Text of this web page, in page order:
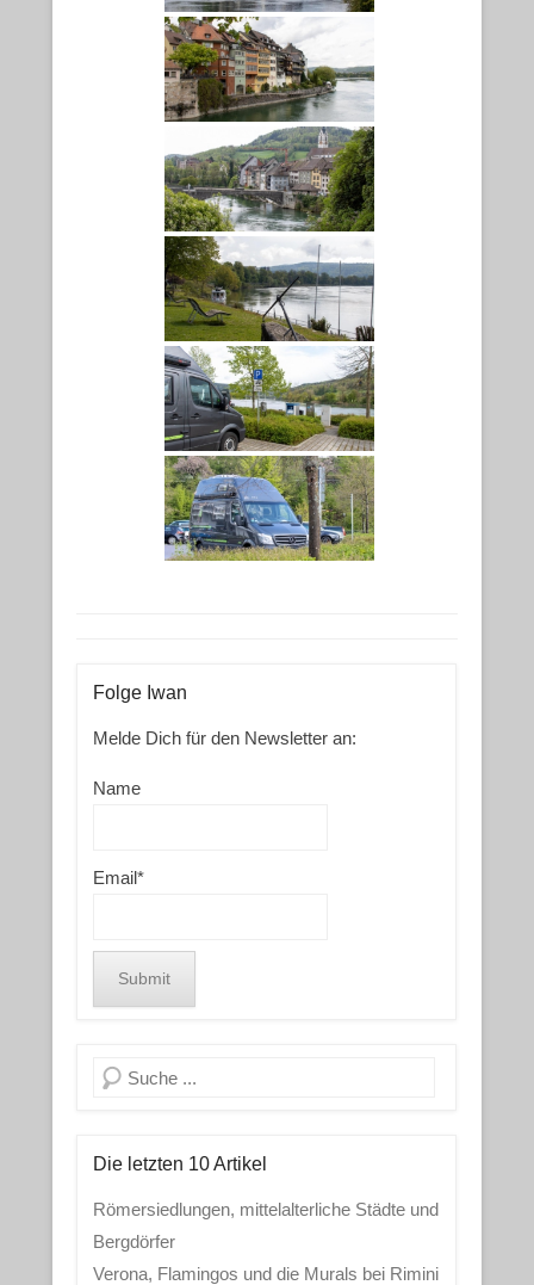
Folge Iwan
Melde Dich für den Newsletter an:
Name
Email*
Search
Die letzten 10 Artikel
Römersiedlungen, mittelalterliche Städte und
Bergdörfer
Verona, Flamingos und die Murals bei Rimini